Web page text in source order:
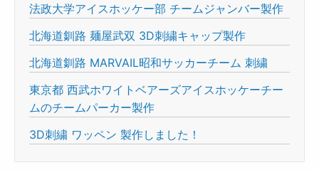
法政大学アイスホッケー部 チームジャンバー製作
北海道釧路 麺屋武双 3D刺繍キャップ製作
北海道釧路 MARVAIL昭和サッカーチーム 刺繍
東京都 西武ホワイトベアーズアイスホッケーチー
ムのチームパーカー製作
3D刺繍 ワッペン 製作しました！